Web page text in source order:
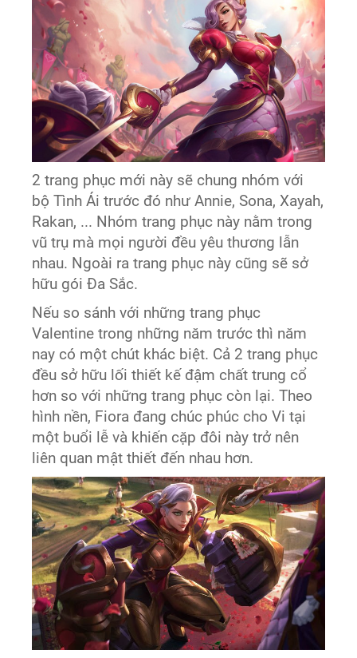
2 trang phục mới này sẽ chung nhóm với
bộ Tình Ái trước đó như Annie, Sona, Xayah,
Rakan, ... Nhóm trang phục này nằm trong
vũ trụ mà mọi người đều yêu thương lẫn
nhau. Ngoài ra trang phục này cũng sẽ sở
hữu gói Đa Sắc.
Nếu so sánh với những trang phục
Valentine trong những năm trước thì năm
nay có một chút khác biệt. Cả 2 trang phục
đều sở hữu lối thiết kế đậm chất trung cổ
hơn so với những trang phục còn lại. Theo
hình nền, Fiora đang chúc phúc cho Vi tại
một buổi lễ và khiến cặp đôi này trở nên
liên quan mật thiết đến nhau hơn.